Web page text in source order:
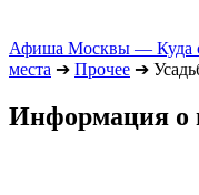
Афиша Москвы — Куда
места ➔ Прочее ➔
Информация о